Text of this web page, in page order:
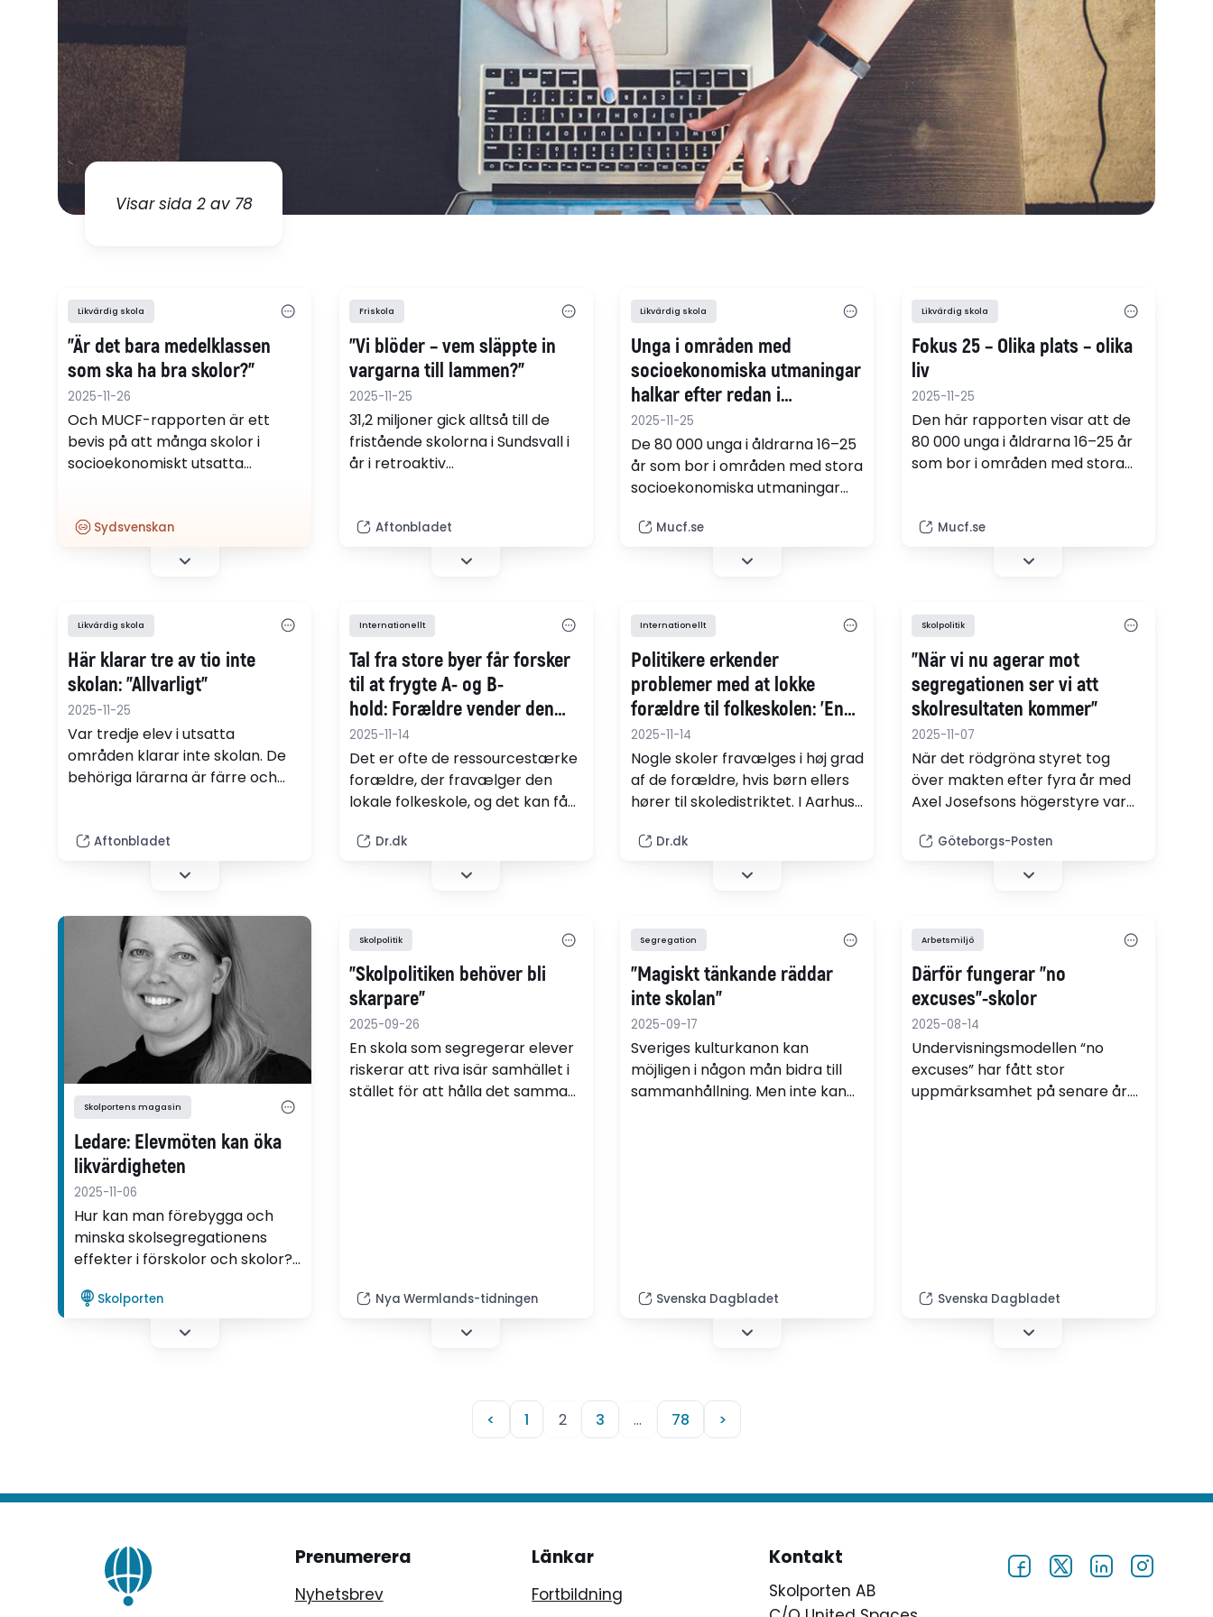
Visar sida 2 av 78
Likvärdig skola
"Är det bara medelklassen
som ska ha bra skolor?"
2025-11-26
Och MUCF-rapporten är ett
bevis på att många skolor i
socioekonomiskt utsatta
således kämpa bäst de kan på
egen hand. Det skriver
Sydsvenskan i en ledare.
Sydsvenskan
Friskola
"Vi blöder – vem släppte in
vargarna till lammen?"
2025-11-25
31,2 miljoner gick alltså till de
fristående skolorna i Sundsvall i
år i retroaktiv
orättvist och orättfärdigt. Jag
vågar påstå att vi bär mer,
skriver undertecknaren, som
verksamheten.
Aftonbladet
Likvärdig skola
Unga i områden med
socioekonomiska utmaningar
halkar efter redan i
grundskolan
2025-11-25
De 80 000 unga i åldrarna 16–25
år som bor i områden med stora
socioekonomiska utmaningar
andra unga. Skillnaderna märks
tydligt i skolan: knappt 70
tar gymnasieexamen inom fyra
år. Det visar MUCF:s nya rapport
Mucf.se
Likvärdig skola
Fokus 25 – Olika plats – olika
liv
2025-11-25
Den här rapporten visar att de
80 000 unga i åldrarna 16–25 år
som bor i områden med stora
med andra unga i Sverige. (pdf)
Mucf.se
Likvärdig skola
Här klarar tre av tio inte
skolan: ”Allvarligt”
2025-11-25
Var tredje elev i utsatta
områden klarar inte skolan. De
behöriga lärarna är färre och
för ungdoms- och
civilsamhällesfrågor för att
polariseringen kan öka
Aftonbladet
Internationellt
Tal fra store byer får forsker
til at frygte A- og B-
hold: Forældre vender den
lokale folkeskole ryggen
2025-11-14
Det er ofte de ressourcestærke
forældre, der fravælger den
lokale folkeskole, og det kan få
Dr.dk
Internationellt
Politikere erkender
problemer med at lokke
forældre til folkeskolen: 'En
konstatering af
integrationsudfordringer'
2025-11-14
Nogle skoler fravælges i høj grad
af de forældre, hvis børn ellers
hører til skoledistriktet. I Aarhus
anden boligsammensætning til
for at gøre op med problemet.
Dr.dk
Skolpolitik
"När vi nu agerar mot
segregationen ser vi att
skolresultaten kommer"
2025-11-07
När det rödgröna styret tog
över makten efter fyra år med
Axel Josefsons högerstyre var
utvecklingen – betygen ökar
och fler går ut skolan med
Jonas Attenius (S).
Göteborgs-Posten
Skolportens magasin
Ledare: Elevmöten kan öka
likvärdigheten
2025-11-06
Hur kan man förebygga och
minska skolsegregationens
effekter i förskolor och skolor?
lärarengagemang,
relationsbyggande med elever
Skolporten
Skolpolitik
"Skolpolitiken behöver bli
skarpare"
2025-09-26
En skola som segregerar elever
riskerar att riva isär samhället i
stället för att hålla det samman,
Nya Wermlands-tidningen
Segregation
"Magiskt tänkande räddar
inte skolan"
2025-09-17
Sveriges kulturkanon kan
möjligen i någon mån bidra till
sammanhållning. Men inte kan
Svenska Dagbladet
Arbetsmiljö
Därför fungerar "no
excuses"-skolor
2025-08-14
Undervisningsmodellen “no
excuses” har fått stor
uppmärksamhet på senare år.
Svenska Dagbladet
< 1 2 3 … 78 >
Prenumerera
Nyhetsbrev
Länkar
Fortbildning
Kontakt
Skolporten AB